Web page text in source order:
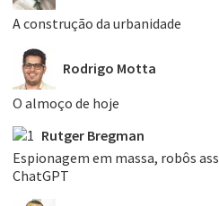
A construção da urbanidade
Rodrigo Motta
O almoço de hoje
Rutger Bregman
Espionagem em massa, robôs
ChatGPT